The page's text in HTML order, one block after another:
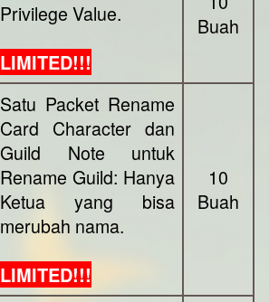
Privilege Value.
LIMITED!!!
Buah
Satu Packet Rename
Card Character dan
Guild Note untuk
Rename Guild: Hanya
Ketua yang bisa
merubah nama.
LIMITED!!!
10
Buah